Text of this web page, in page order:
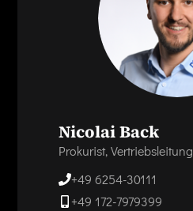
Nicolai Back
Prokurist,
+49 6254-30111
+49 172-7979399